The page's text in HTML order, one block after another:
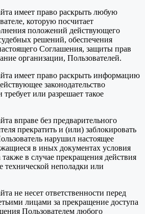
имеет право раскрыть любую
которую посчитает
положений действующего
решений, обеспечения
Соглашения, защиты прав
организации, Пользователей.
имеет право раскрыть информацию
законодательство
или разрешает такое
вправе без предварительного
прекратить и (или) заблокировать
нарушил настоящее
в иных документах условия
в случае прекращения действия
технической неполадки или
не несет ответственности перед
лицами за прекращение доступа
Пользователем любого